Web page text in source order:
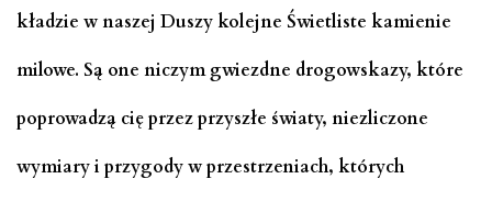
kładzie w naszej Duszy kolejne Świetliste kamienie
milowe. Są one niczym gwiezdne drogowskazy, które
poprowadzą cię przez przyszłe światy, niezliczone
wymiary i przygody w przestrzeniach, których